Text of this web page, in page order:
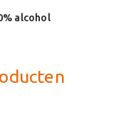
alcohol